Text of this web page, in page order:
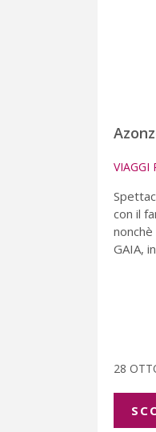
VIAGGI
con il
GAIA,
28